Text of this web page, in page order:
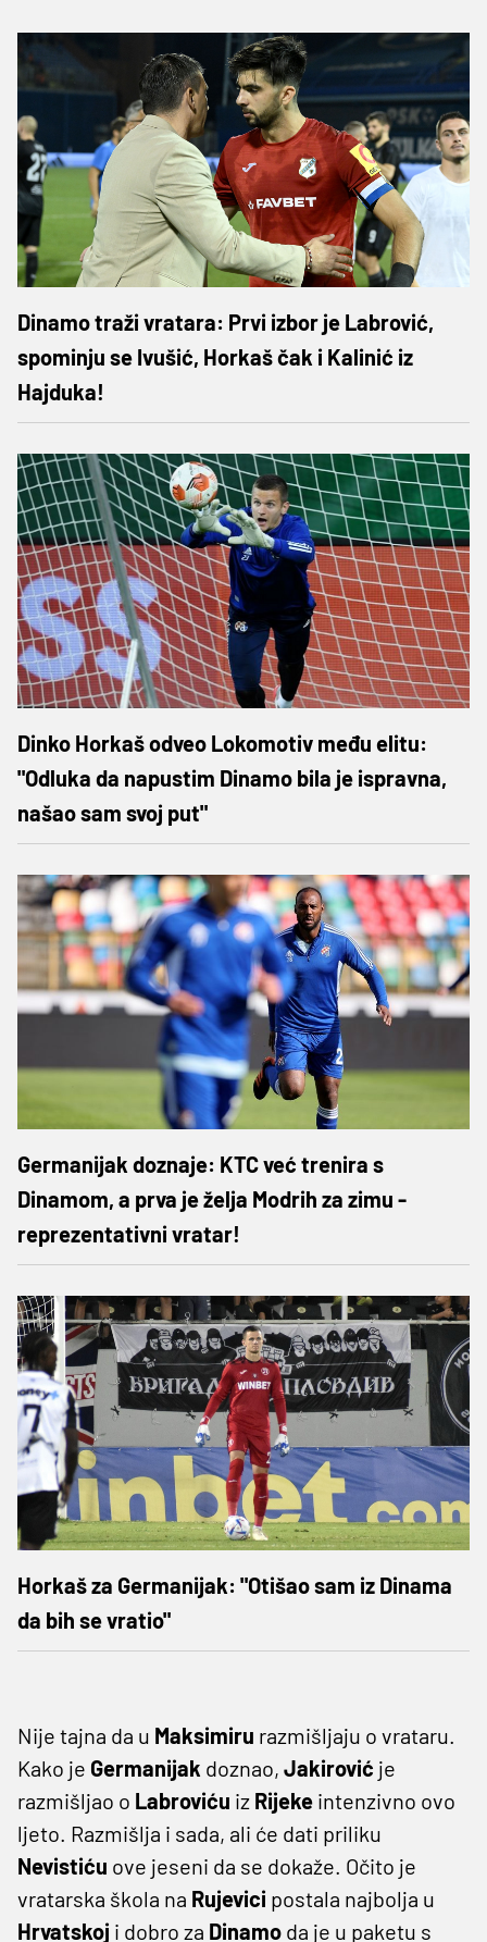
Dinamo traži vratara: Prvi izbor je Labrović,
spominju se Ivušić, Horkaš čak i Kalinić iz
Hajduka!
Dinko Horkaš odveo Lokomotiv među elitu:
"Odluka da napustim Dinamo bila je ispravna,
našao sam svoj put"
Germanijak doznaje: KTC već trenira s
Dinamom, a prva je želja Modrih za zimu -
reprezentativni vratar!
Horkaš za Germanijak: "Otišao sam iz Dinama
da bih se vratio"
Nije tajna da u Maksimiru razmišljaju o vrataru.
Kako je Germanijak doznao, Jakirović je
razmišljao o Labroviću iz Rijeke intenzivno ovo
ljeto. Razmišlja i sada, ali će dati priliku
Nevistiću ove jeseni da se dokaže. Očito je
vratarska škola na Rujevici postala najbolja u
Hrvatskoj i dobro za Dinamo da je u paketu s